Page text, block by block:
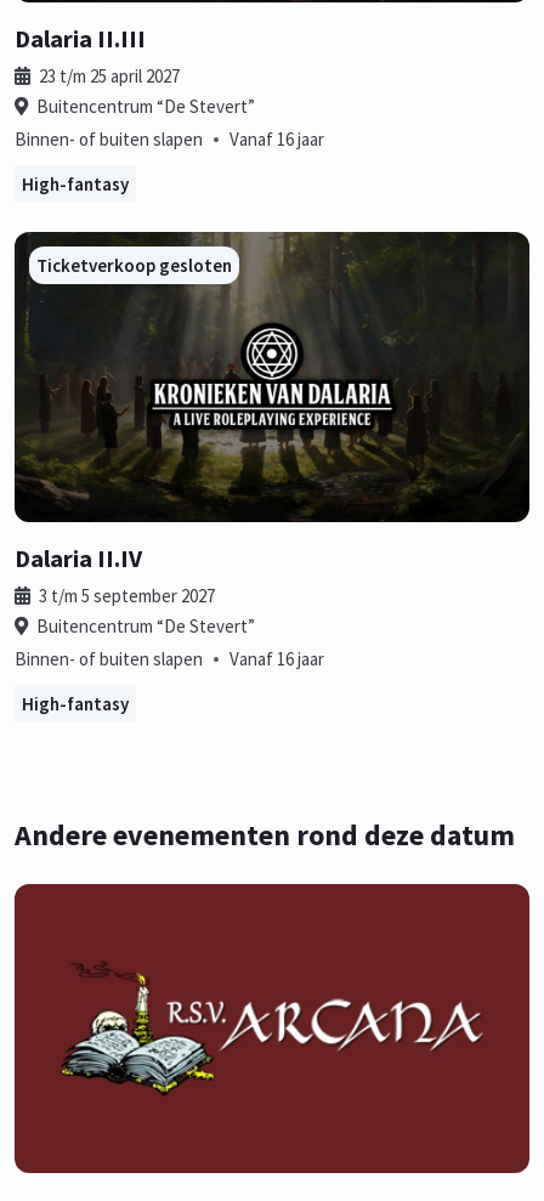
Dalaria II.III
23 t/m 25 april 2027
Buitencentrum “De Stevert”
Binnen- of buiten slapen • Vanaf 16 jaar
High-fantasy
Ticketverkoop gesloten
Dalaria II.IV
3 t/m 5 september 2027
Buitencentrum “De Stevert”
Binnen- of buiten slapen • Vanaf 16 jaar
High-fantasy
Andere evenementen rond deze datum